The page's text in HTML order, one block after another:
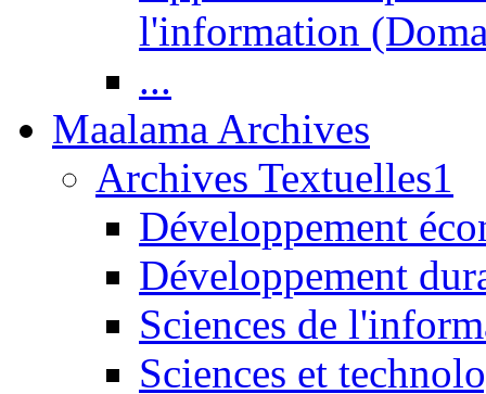
l'information
...
Maalama Archives
Archives Textuelles1
Développement
Développement
Sciences de
Sciences et